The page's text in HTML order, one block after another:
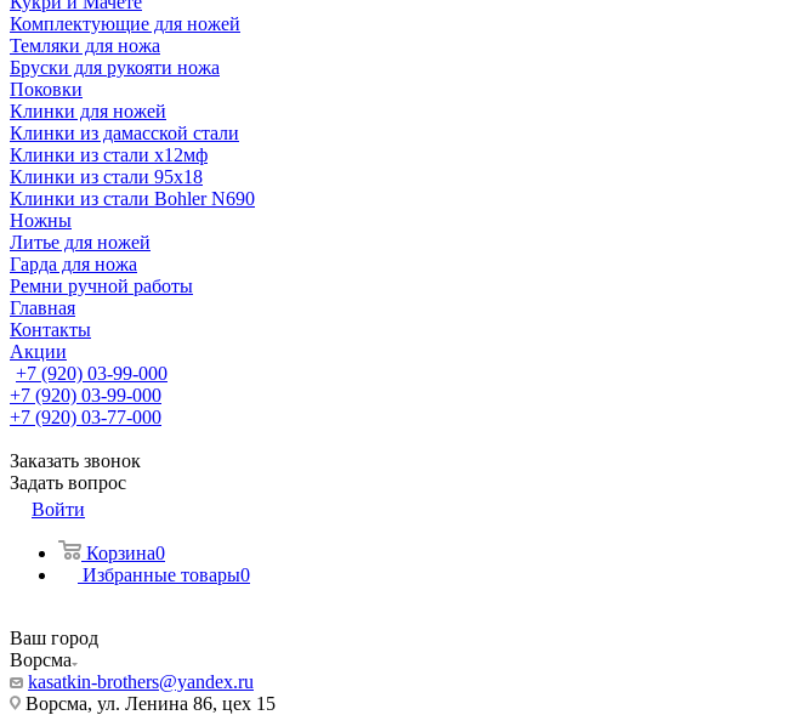
Комплектующие для ножей
Темляки для ножа
Бруски для рукояти ножа
Поковки
Клинки для ножей
Клинки из дамасской стали
Клинки из стали х12мф
Клинки из стали 95х18
Клинки из стали Bohler N690
Ножны
Литье для ножей
Гарда для ножа
Ремни ручной работы
Главная
Контакты
Акции
+7 (920) 03-99-000
+7 (920) 03-99-000
+7 (920) 03-77-000
Заказать звонок
Задать вопрос
Войти
Корзина0
Избранные товары0
Ваш город
Ворсма
kasatkin-brothers@yandex.ru
Ворсма, ул. Ленина 86, цех 15